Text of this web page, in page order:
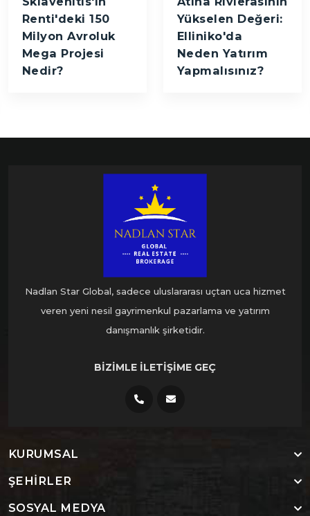
Renti'deki 150
Milyon Avroluk
Mega Projesi
Nedir?
Yükselen Değeri:
Elliniko'da
Neden Yatırım
Yapmalısınız?
Nadlan Star Global, sadece uluslararası uçtan uca hizmet
veren yeni nesil gayrimenkul pazarlama ve yatırım
danışmanlık şirketidir.
BIZIMLE İLETIŞIME GEÇ
KURUMSAL
ŞEHIRLER
SOSYAL MEDYA